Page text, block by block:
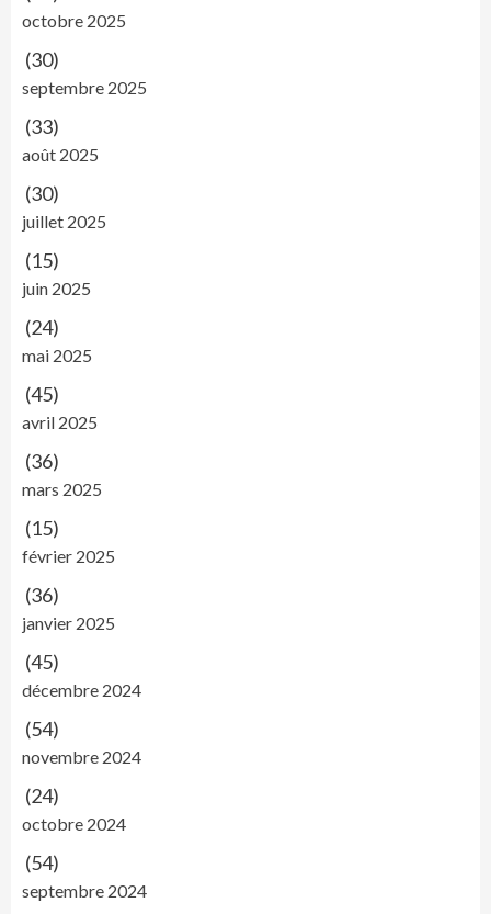
octobre 2025
(30)
septembre 2025
(33)
août 2025
(30)
juillet 2025
(15)
juin 2025
(24)
mai 2025
(45)
avril 2025
(36)
mars 2025
(15)
février 2025
(36)
janvier 2025
(45)
décembre 2024
(54)
novembre 2024
(24)
octobre 2024
(54)
septembre 2024